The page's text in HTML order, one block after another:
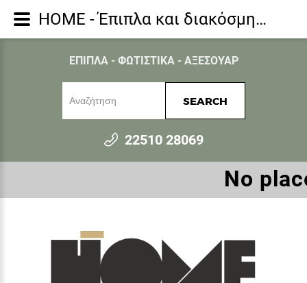
ΕΠΙΠΛΑ - ΦΩΤΙΣΤΙΚΑ - ΑΞΕΣΟΥΑΡ
SEARCH
22510 28069
Νο
HOME - Έπιπλα και διακόσμηση για όλο το σπίτι - Συρταριέρες